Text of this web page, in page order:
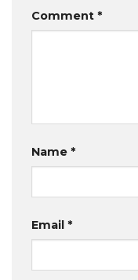
Comment *
Name *
Email *